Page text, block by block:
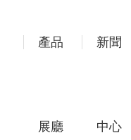
產品
展廳
新聞
中心